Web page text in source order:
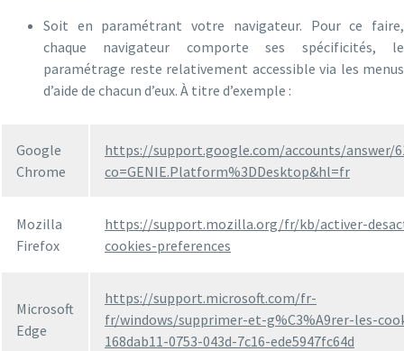
Soit en paramétrant votre navigateur. Pour ce faire,
chaque navigateur comporte ses spécificités, le
paramétrage reste relativement accessible via les menus
d’aide de chacun d’eux. À titre d’exemple :
Google
Chrome
https://support.google.com/accounts/answer/
co=GENIE.Platform%3DDesktop&hl=fr
Mozilla
Firefox
https://support.mozilla.org/fr/kb/activer-
cookies-preferences
Microsoft
Edge
https://support.microsoft.com/fr-
fr/windows/supprimer-et-g%C3%A9rer-les-
168dab11-0753-043d-7c16-ede5947fc64d